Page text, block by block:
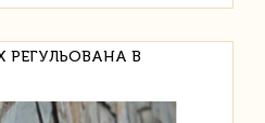
РЕГУЛЬОВАНА В